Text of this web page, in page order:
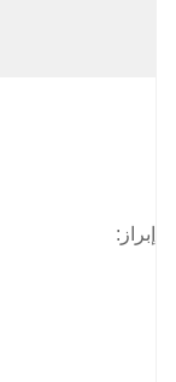
إبراز: